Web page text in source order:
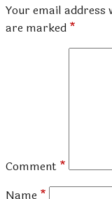
Your email address
are marked *
Comment *
Name *